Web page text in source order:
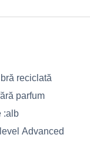
reciclată
parfum
:alb
Advanced